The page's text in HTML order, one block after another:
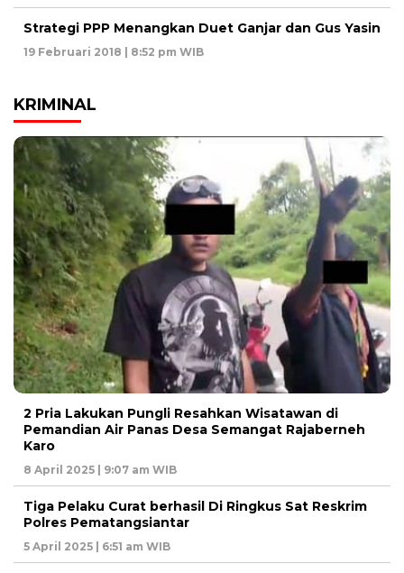
Strategi PPP Menangkan Duet Ganjar dan Gus Yasin
19 Februari 2018 | 8:52 pm WIB
KRIMINAL
2 Pria Lakukan Pungli Resahkan Wisatawan di
Pemandian Air Panas Desa Semangat Rajaberneh
Karo
8 April 2025 | 9:07 am WIB
Tiga Pelaku Curat berhasil Di Ringkus Sat Reskrim
Polres Pematangsiantar
5 April 2025 | 6:51 am WIB